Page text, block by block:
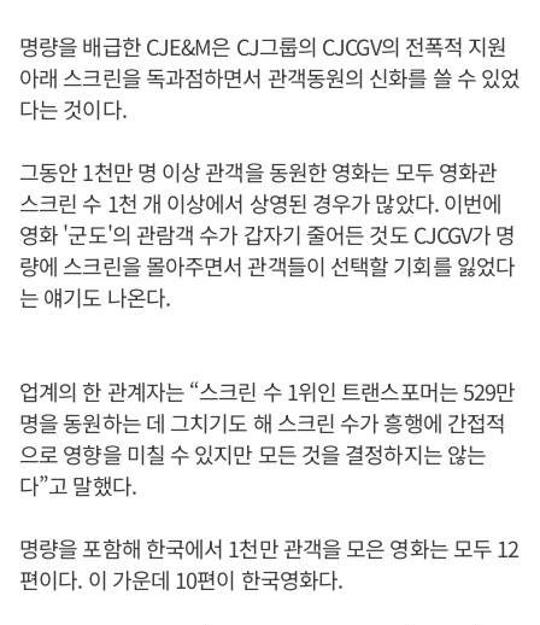
명량을 배급한 CJE&M은 CJ그룹의 CJCGV의 전폭적 지원
아래 스크린을 독과점하면서 관객동원의 신화를 쓸 수 있었
다는 것이다.
그동안 1천만 명 이상 관객을 동원한 영화는 모두 영화관
스크린 수 1천 개 이상에서 상영된 경우가 많았다. 이번에
영화 '군도'의 관람객 수가 갑자기 줄어든 것도 CJCGV가 명
량에 스크린을 몰아주면서 관객들이 선택할 기회를 잃었다
는 얘기도 나온다.
업계의 한 관계자는 “스크린 수 1위인 트랜스포머는 529만
명을 동원하는 데 그치기도 해 스크린 수가 흥행에 간접적
으로 영향을 미칠 수 있지만 모든 것을 결정하지는 않는
다”고 말했다.
명량을 포함해 한국에서 1천만 관객을 모은 영화는 모두 12
편이다. 이 가운데 10편이 한국영화다.